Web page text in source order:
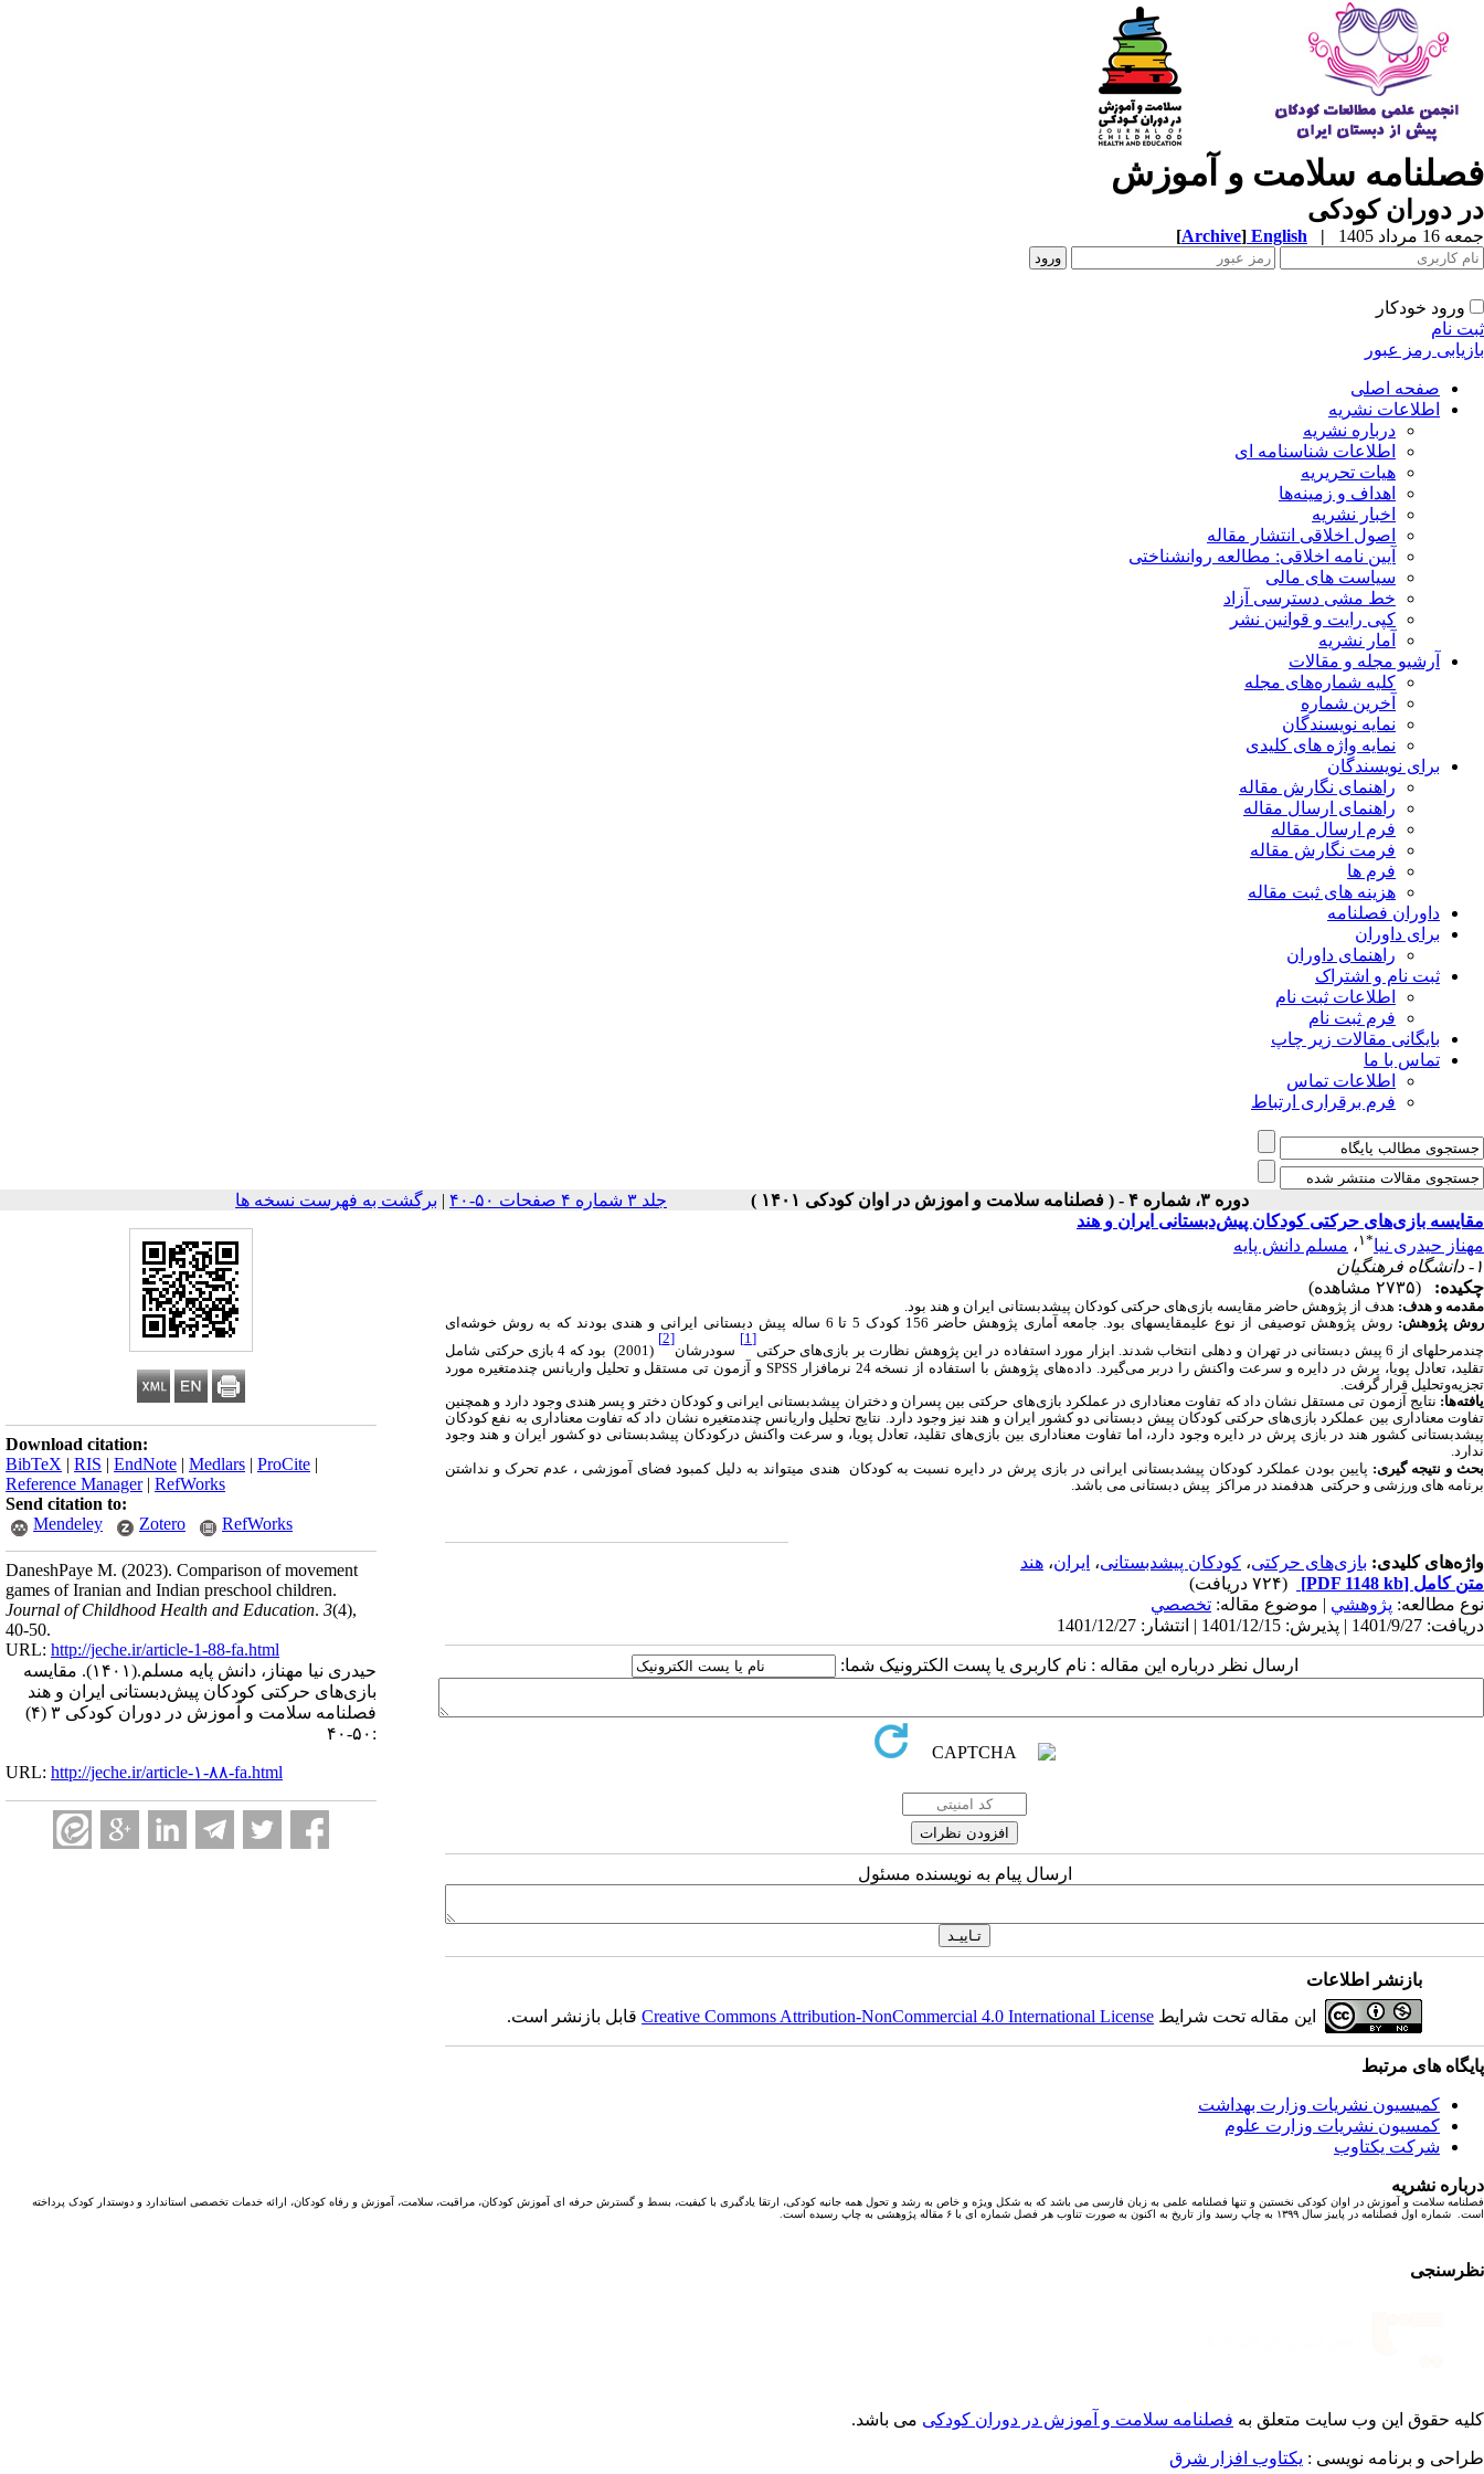
فصلنامه سلامت و آموزش
در دوران کودکی
جمعه 16 مرداد 1405 |
English
[Archive]
ورود خودکار
ثبت نام
بازیابی رمز عبور
صفحه اصلی
اطلاعات نشریه
درباره نشریه
اطلاعات شناسنامه ای
هیات تحریریه
اهداف و زمینه‌ها
اخبار نشریه
اصول اخلاقی انتشار مقاله
آیین نامه اخلاقی: مطالعه روانشناختی
سیاست های مالی
خط مشی دسترسی آزاد
کپی رایت و قوانین نشر
آمار نشریه
آرشیو مجله و مقالات
کلیه شماره‌های مجله
آخرین شماره
نمایه نویسندگان
نمایه واژه های کلیدی
برای نویسندگان
راهنمای نگارش مقاله
راهنمای ارسال مقاله
فرم ارسال مقاله
فرمت نگارش مقاله
فرم ها
هزینه های ثبت مقاله
داوران فصلنامه
برای داوران
راهنمای داوران
ثبت نام و اشتراک
اطلاعات ثبت نام
فرم ثبت نام
بایگانی مقالات زیر چاپ
تماس با ما
اطلاعات تماس
فرم برقراری ارتباط
دوره ۳، شماره ۴ - ( فصلنامه سلامت و اموزش در اوان کودکی ۱۴۰۱ ) جلد ۳ شماره ۴ صفحات ۵۰-۴۰ | برگشت به فهرست نسخه ها
Download citation:
BibTeX | RIS | EndNote | Medlars | ProCite |
Reference Manager| RefWorks
Send citation to:
Mendeley
Zotero RefWorks
DaneshPaye M. (2023). Comparison of movement
games of Iranian and Indian preschool children.
Journal of Childhood Health and Education. 3(4),
40-50.
URL: http://jeche.ir/article-1-88-fa.html
حیدری نیا مهناز، دانش پایه مسلم.(۱۴۰۱).
مقایسه
بازی‌های حرکتی کودکان پیش‌دبستانی ایران و هند
فصلنامه سلامت و آموزش در دوران کودکی ۳ (۴)
:۵۰-۴۰
URL: http://jeche.ir/article-۱-۸۸-fa.html
مقایسه بازی‌های حرکتی کودکان پیش‌دبستانی ایران و هند
مهناز حیدری نیا*۱ ، مسلم دانش پایه
۱- دانشگاه فرهنگیان
چکیده:
(۲۷۳۵ مشاهده)
مقدمه و هدف: هدف از پژوهش حاضر مقایسه بازی‌های حرکتی کودکان پیش­دبستانی ایران و هند بود.
روش پژوهش:
روش پژوهش توصیفی از نوع علی­مقایسه­ای بود. جامعه آماری پژوهش حاضر 156 کودک 5 تا 6 ساله پیش ­دبستانی ایرانی و هندی بودند که به روش خوشه‌ای
چندمرحله­ای از 6 پیش دبستانی در تهران و دهلی انتخاب شدند. ابزار مورد استفاده در این پژوهش نظارت بر بازی‌های حرکتی
[1]
سودرشان
[2]
(2001)
بود که 4 بازی حرکتی شامل
تقلید، تعادل پویا، پرش در دایره و سرعت واکنش را دربر می‌گیرد. داده‌های پژوهش با استفاده از نسخه 24 نرم­افزار SPSS و آزمون تی مستقل و تحلیل واریانس چندمتغیره مورد
تجزیه‌وتحلیل قرار گرفت.
یافته‌ها: نتایج آزمون تی مستقل نشان داد که تفاوت معناداری در عملکرد بازی‌های حرکتی بین پسران و دختران پیش­دبستانی ایرانی و کودکان دختر و پسر هندی وجود دارد و همچنین
تفاوت معناداری بین عملکرد بازی‌های حرکتی کودکان پیش­ دبستانی دو کشور ایران و هند نیز وجود دارد. نتایج تحلیل واریانس چندمتغیره نشان داد که تفاوت معناداری به نفع کودکان
پیش­دبستانی کشور هند در بازی پرش در دایره وجود دارد، اما تفاوت معناداری بین بازی‌های تقلید، تعادل پویا، و سرعت واکنش درکودکان پیش­دبستانی دو کشور ایران و هند وجود
ندارد.
بحث و نتیجه ­گیری: پایین بودن عملکرد کودکان پیش­دبستانی ایرانی در بازی پرش در دایره نسبت به کودکان هندی می­تواندبه دلیل کمبود فضای آموزشی ، عدم تحرک و نداشتن
برنامه های ورزشی و حرکتی هدفمند در مراکز پیش دبستانی می باشد.
واژه‌های کلیدی: بازی‌های حرکتی، کودکان پیش­دبستانی، ایران، هند
متن کامل [PDF 1148 kb]
(۷۲۴ دریافت)
نوع مطالعه: پژوهشي | موضوع مقاله: تخصصي
دریافت: 1401/9/27 | پذیرش: 1401/12/15 | انتشار: 1401/12/27
ارسال نظر درباره این مقاله : نام کاربری یا پست الکترونیک شما:
ارسال پیام به نویسنده مسئول
بازنشر اطلاعات
این مقاله تحت شرایط Creative Commons Attribution-NonCommercial 4.0 International Licenseقابل بازنشر است.
پایگاه های مرتبط
کمیسیون نشریات وزارت بهداشت
کمسیون نشریات وزارت علوم
شرکت یکتاوب
درباره نشریه
فصلنامه سلامت و آموزش در اوان کودکی نخستین و تنها فصلنامه علمی به زبان فارسی می باشد که به شکل ویژه و خاص به رشد و تحول همه جانبه کودکی، ارتقا یادگیری با کیفیت، بسط و گسترش حرفه ای آموزش کودکان، مراقبت، سلامت، آموزش و رفاه کودکان، ارائه خدمات تخصصی استاندارد و دوستدار کودک پرداخته
است. شماره اول فصلنامه در پاییز سال ۱۳۹۹ به چاپ رسید واز تاریخ به اکنون به صورت تناوب هر فصل شماره ای با ۶ مقاله پژوهشی به چاپ رسیده است.
نظرسنجی
کلیه حقوق این وب سایت متعلق به فصلنامه سلامت و آموزش در دوران کودکی می باشد.
طراحی و برنامه نویسی : یکتاوب افزار شرق